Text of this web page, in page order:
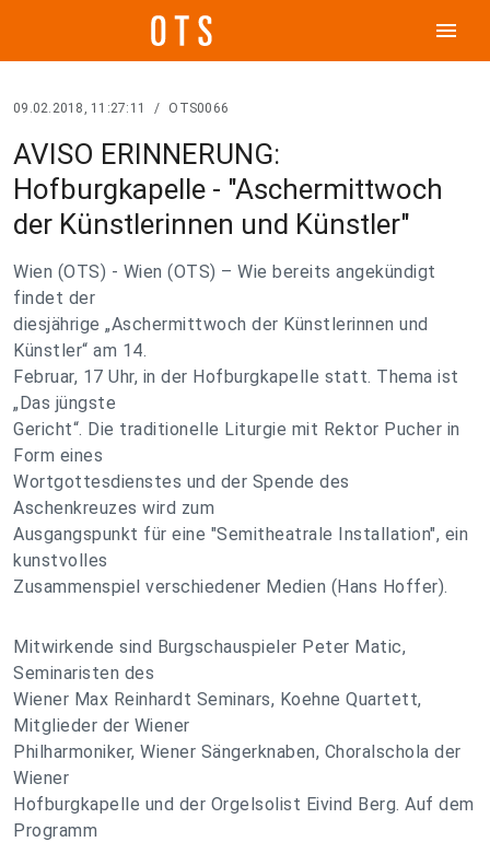
menu
09.02.2018, 11:27:11 / OTS0066
AVISO ERINNERUNG:
Hofburgkapelle - "Aschermittwoch
der Künstlerinnen und Künstler"
Wien (OTS) - Wien (OTS) – Wie bereits angekündigt
findet der
diesjährige „Aschermittwoch der Künstlerinnen und
Künstler“ am 14.
Februar, 17 Uhr, in der Hofburgkapelle statt. Thema ist
„Das jüngste
Gericht“. Die traditionelle Liturgie mit Rektor Pucher in
Form eines
Wortgottesdienstes und der Spende des
Aschenkreuzes wird zum
Ausgangspunkt für eine "Semitheatrale Installation", ein
kunstvolles
Zusammenspiel verschiedener Medien (Hans Hoffer).
Mitwirkende sind Burgschauspieler Peter Matic,
Seminaristen des
Wiener Max Reinhardt Seminars, Koehne Quartett,
Mitglieder der Wiener
Philharmoniker, Wiener Sängerknaben, Choralschola der
Wiener
Hofburgkapelle und der Orgelsolist Eivind Berg. Auf dem
Programm